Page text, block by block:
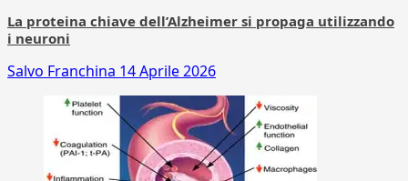
La proteina chiave dell’Alzheimer si propaga utilizzando
i neuroni
Salvo Franchina 14 Aprile 2026